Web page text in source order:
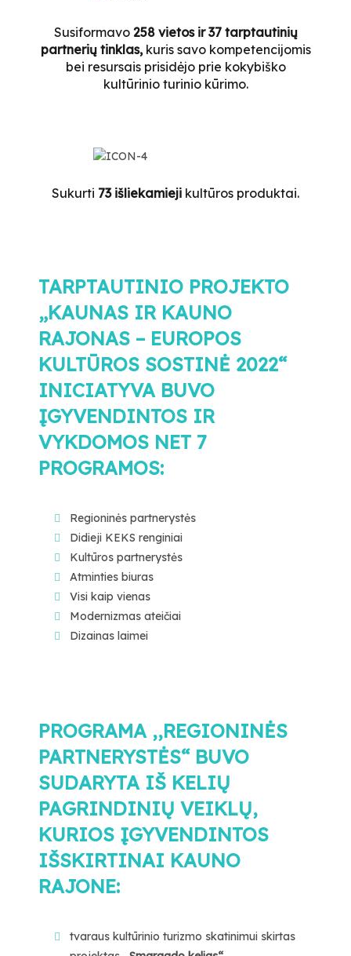
Susiformavo 258 vietos ir 37 tarptautinių
partnerių tinklas,kuris savo kompetencijomis
bei resursais prisidėjo prie kokybiško
kultūrinio turinio kūrimo.
Sukurti 73 išliekamieji kultūros produktai.
TARPTAUTINIO PROJEKTO
„KAUNAS IR KAUNO
RAJONAS – EUROPOS
KULTŪROS SOSTINĖ 2022“
INICIATYVA BUVO
ĮGYVENDINTOS IR
VYKDOMOS NET 7
PROGRAMOS:
Regioninės partnerystės
Didieji KEKS renginiai
Kultūros partnerystės
Atminties biuras
Visi kaip vienas
Modernizmas ateičiai
Dizainas laimei
PROGRAMA ,,REGIONINĖS
PARTNERYSTĖS“ BUVO
SUDARYTA IŠ KELIŲ
PAGRINDINIŲ VEIKLŲ,
KURIOS ĮGYVENDINTOS
IŠSKIRTINAI KAUNO
RAJONE:
tvaraus kultūrinio turizmo skatinimui skirtas